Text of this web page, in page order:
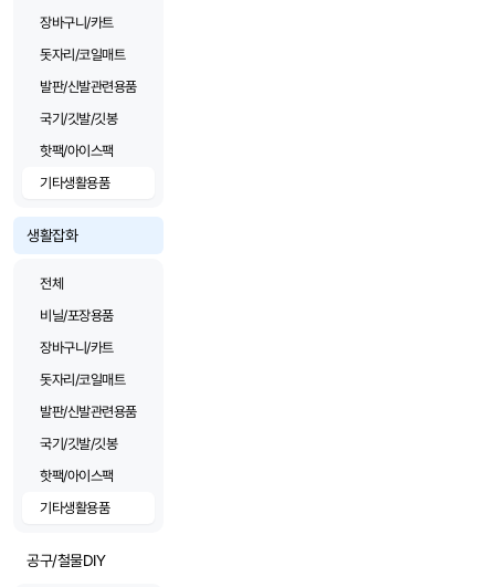
장바구니/카트
돗자리/코일매트
발판/신발관련용품
국기/깃발/깃봉
핫팩/아이스팩
기타생활용품
생활잡화
전체
비닐/포장용품
장바구니/카트
돗자리/코일매트
발판/신발관련용품
국기/깃발/깃봉
핫팩/아이스팩
기타생활용품
공구/철물DIY